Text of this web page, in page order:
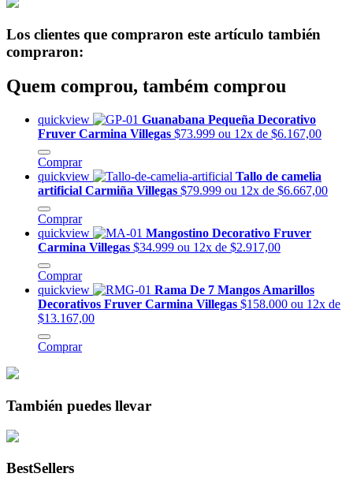
Los clientes que compraron este artículo también
compraron:
Quem comprou, também comprou
quickview
Guanabana Pequeña Decorativo
Fruver Carmina Villegas $73.999 ou 12x de $6.167,00
Comprar
quickview
Tallo de camelia
artificial Carmiña Villegas $79.999 ou 12x de $6.667,00
Comprar
quickview
Mangostino Decorativo Fruver
Carmina Villegas $34.999 ou 12x de $2.917,00
Comprar
quickview
Rama De 7 Mangos Amarillos
Decorativos Fruver Carmina Villegas $158.000 ou 12x de
$13.167,00
Comprar
También puedes llevar
BestSellers